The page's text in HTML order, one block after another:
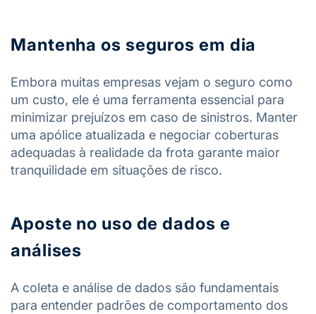
Mantenha os seguros em dia
Embora muitas empresas vejam o seguro como
um custo, ele é uma ferramenta essencial para
minimizar prejuízos em caso de sinistros. Manter
uma apólice atualizada e negociar coberturas
adequadas à realidade da frota garante maior
tranquilidade em situações de risco.
Aposte no uso de dados e
análises
A coleta e análise de dados são fundamentais
para entender padrões de comportamento dos